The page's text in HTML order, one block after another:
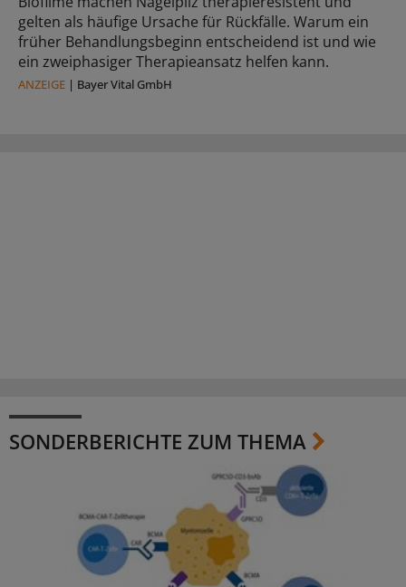
gelten als häufige Ursache für Rückfälle. Warum ein
früher Behandlungsbeginn entscheidend ist und wie
ein zweiphasiger Therapieansatz helfen kann.
ANZEIGE | Bayer Vital GmbH
SONDERBERICHTE ZUM THEMA